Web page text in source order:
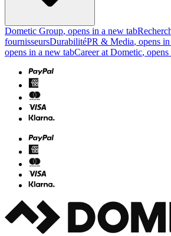
Dometic Group, opens in a new tab
fournisseursDurabilitéPR & Media, opens
opens in a new tabCareer at Dometic,